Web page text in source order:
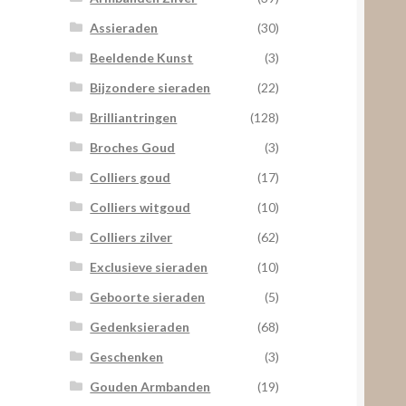
Assieraden
(30)
Beeldende Kunst
(3)
Bijzondere sieraden
(22)
Brilliantringen
(128)
Broches Goud
(3)
Colliers goud
(17)
Colliers witgoud
(10)
Colliers zilver
(62)
Exclusieve sieraden
(10)
Geboorte sieraden
(5)
Gedenksieraden
(68)
Geschenken
(3)
Gouden Armbanden
(19)